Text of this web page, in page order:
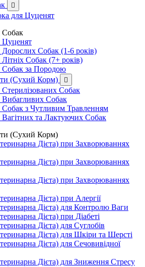

для Цуценят
Собак (1-6 років)
Собак (7+ років)
за Породою
(Сухий Корм)

Собак
Собак
з Чутливим Травленням
та Лактуючих Собак
(Сухий Корм)
Дієта) при Захворюваннях
Дієта) при Захворюваннях
Дієта) при Захворюваннях
Дієта) при Алергії
Дієта) для Контролю Ваги
Дієта) при Діабеті
Дієта) для Суглобів
Дієта) для Шкіри та Шерсті
Дієта) для Сечовивідної
Дієта) для Зниження Стресу